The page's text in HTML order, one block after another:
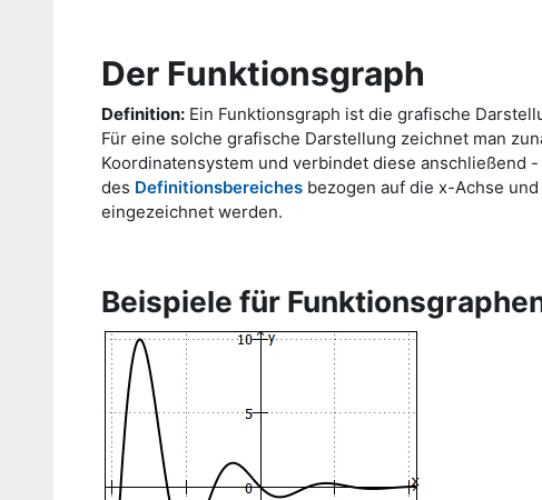
Der Funktionsgraph
Definition: Ein Funktionsgraph ist die grafische
Für eine solche grafische Darstellung zeichnet man
Koordinatensystem und verbindet diese anschließend
des Definitionsbereiches bezogen auf die x-Achse
eingezeichnet werden.
Beispiele für